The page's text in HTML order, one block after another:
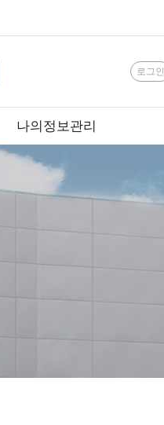
로그인
나의정보관리